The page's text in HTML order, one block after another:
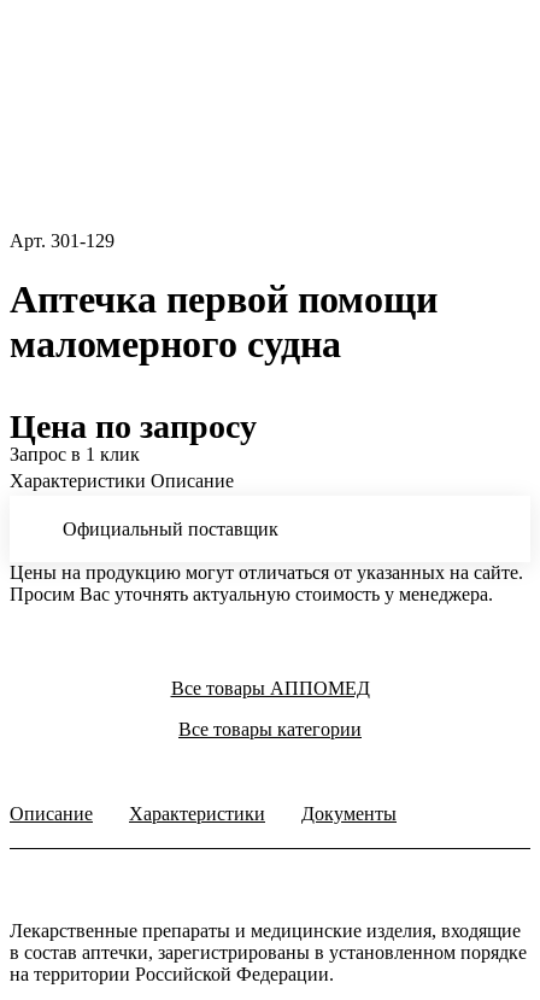
Арт. 301-129
Аптечка первой помощи
маломерного судна
Цена по запросу
Запрос в 1 клик
Характеристики Описание
Официальный поставщик
Цены на продукцию могут отличаться от указанных на сайте.
Просим Вас уточнять актуальную стоимость у менеджера.
Все товары АППОМЕД
Все товары категории
Описание Характеристики Документы
Лекарственные препараты и медицинские изделия, входящие
в состав аптечки, зарегистрированы в установленном порядке
на территории Российской Федерации.